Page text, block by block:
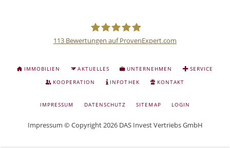
Anlage
und
113 Bewertungen auf ProvenExpert.com
NAVIGATION
ÜBERSPRINGEN
IMMOBILIEN AKTUELLES UNTERNEHMEN
SERVICE
KOOPERATION
INFOTHEK KONTAKT
IMPRESSUM DATENSCHUTZ SITEMAP LOGIN
Impressum © Copyright 2026 DAS Invest Vertriebs GmbH